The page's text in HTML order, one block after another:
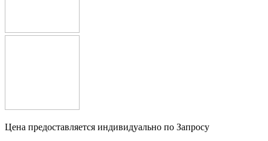
Цена предоставляется индивидуально по Запросу